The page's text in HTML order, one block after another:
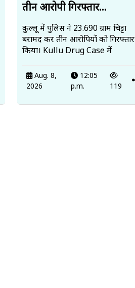
तीन आरोपी गिरफ्तार...
कुल्लू में पुलिस ने 23.690 ग्राम चिट्टा
बरामद कर तीन आरोपियों को गिरफ्तार
किया। Kullu Drug Case में
Aug. 8,
2026
12:05
p.m.
119